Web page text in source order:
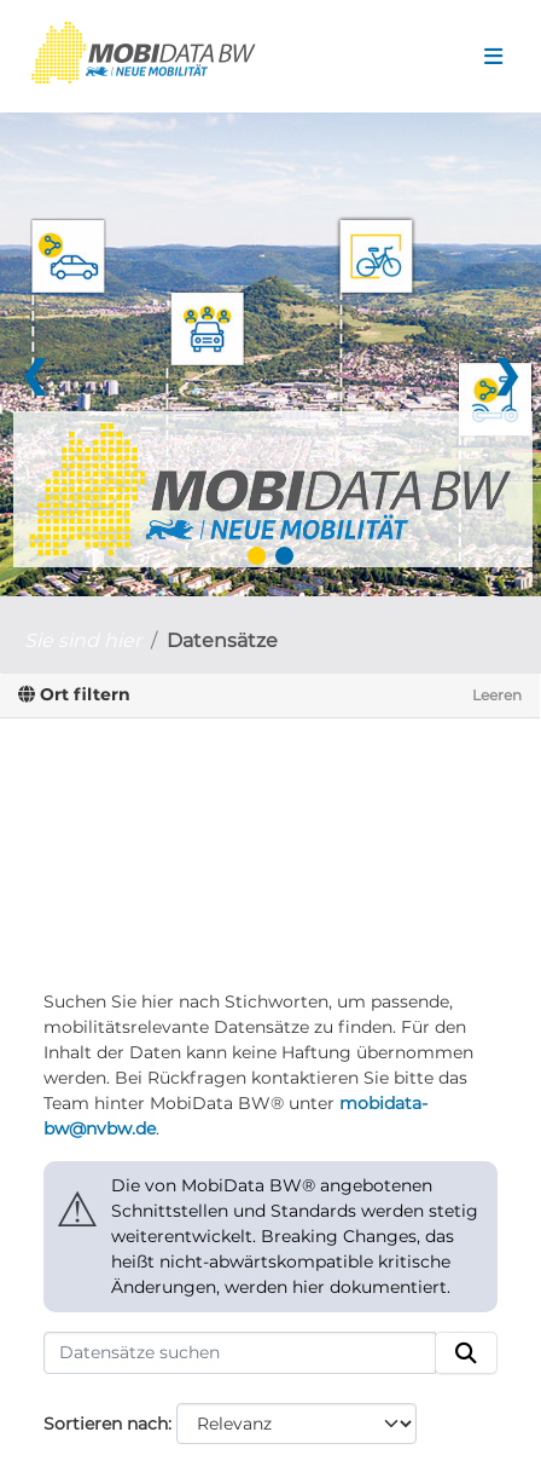
❮ ❯
Datensätze
Ort filtern Leeren
Suchen Sie hier nach Stichworten, um passende,
mobilitätsrelevante Datensätze zu finden. Für den
Inhalt der Daten kann keine Haftung übernommen
werden. Bei Rückfragen kontaktieren Sie bitte das
Team hinter MobiData BW® unter mobidata-
bw@nvbw.de.
⚠
Die von MobiData BW® angebotenen
Schnittstellen und Standards werden stetig
weiterentwickelt. Breaking Changes, das
heißt nicht-abwärtskompatible kritische
Änderungen, werden hier dokumentiert.
Sortieren nach